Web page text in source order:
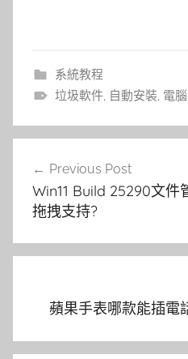
系統教程
垃圾軟件, 自動安裝, 電腦
章
導
覽
Previous Post
Win11 Build 25290文件
拖拽支持?
蘋果手表哪款能插電